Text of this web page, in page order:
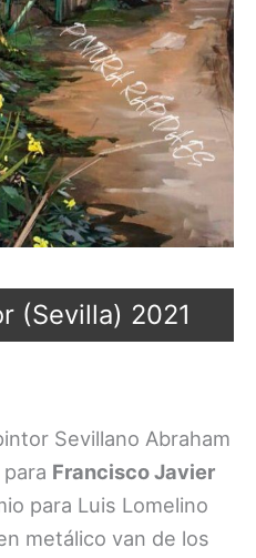
(Sevilla) 2021
Sevillano Abraham
Francisco Javier
para Luis Lomelino
metálico van de los